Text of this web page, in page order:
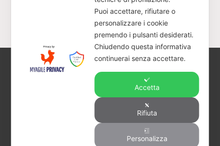
AGER – Agenzia Territoriale della Regione Puglia
per il servizio di gestione dei rifiuti – Via Delle
Magnolie 6/8, 70026 Z.I. Modugno (BA)
CF 93473040728 – PEC:
protocollo@pec.ager.puglia.it – TEL: 0805407750
Visitatori totali:
Puoi accettare, rifiutare o
personalizzare i cookie
premendo i pulsanti desiderati.
Chiudendo questa informativa
continuerai senza accettare.
Accetta
Rifiuta
Personalizza